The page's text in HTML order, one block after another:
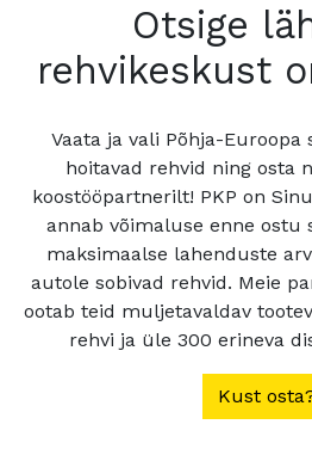
Otsige
rehvikeskust
Vaata ja vali Põhja-
hoitavad rehvid ning osta
koostööpartnerilt! PKP on
annab võimaluse enne
maksimaalse lahenduste
autole sobivad rehvid. Meie
ootab teid muljetavaldav
rehvi ja üle 300 erineva
Kust